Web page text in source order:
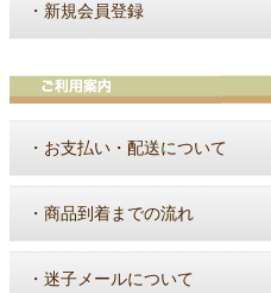
・ 新規会員登録
・ お支払い・配送について
・ 商品到着までの流れ
・ 迷子メールについて